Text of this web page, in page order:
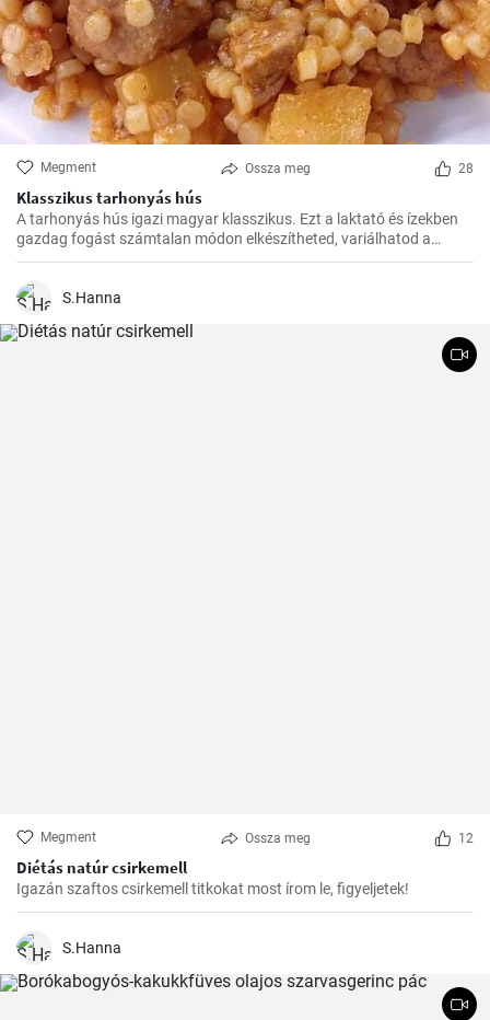
Megment Ossza meg 28
Klasszikus tarhonyás hús
A tarhonyás hús igazi magyar klasszikus. Ezt a laktató és ízekben
gazdag fogást számtalan módon elkészítheted, variálhatod a
húsokat, a zöldségeket ízlés szerint. Jó kísérletezést és jó étvágyat!
S.Hanna
Megment Ossza meg 12
Diétás natúr csirkemell
Igazán szaftos csirkemell titkokat most írom le, figyeljetek!
S.Hanna